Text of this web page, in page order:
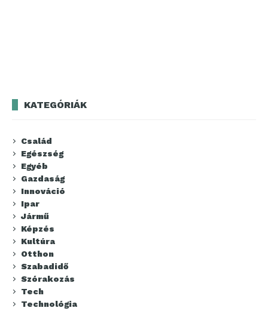
KATEGÓRIÁK
Család
Egészség
Egyéb
Gazdaság
Innováció
Ipar
Jármű
Képzés
Kultúra
Otthon
Szabadidő
Szórakozás
Tech
Technológia